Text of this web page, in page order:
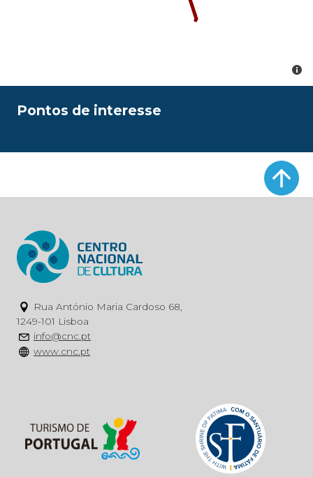
Pontos de interesse
Rua António Maria Cardoso 68,
1249-101 Lisboa
info@cnc.pt
www.cnc.pt